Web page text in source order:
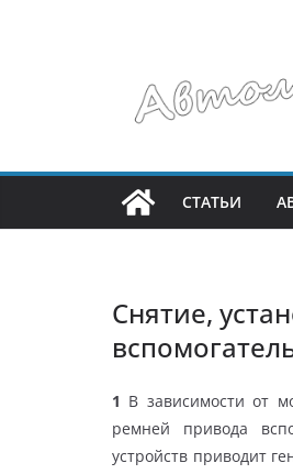
СТАТЬИ
Снятие,
1 В зависимости от
ремней привода
устройств приводит